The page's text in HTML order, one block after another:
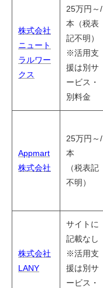
株式会社
ニュート
ラルワー
クス
25万円～/
本（税表
記不明）
※活用支
援は別サ
ービス・
別料金
Appmart
株式会社
25万円～/
本
（税表記
不明）
株式会社
LANY
サイトに
記載なし
※活用支
援は別サ
ービス・